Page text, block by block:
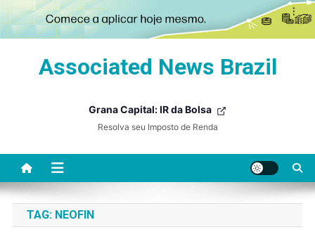
Associated News Brazil
Grana Capital: IR da Bolsa
Resolva seu Imposto de Renda
TAG: NEOFIN